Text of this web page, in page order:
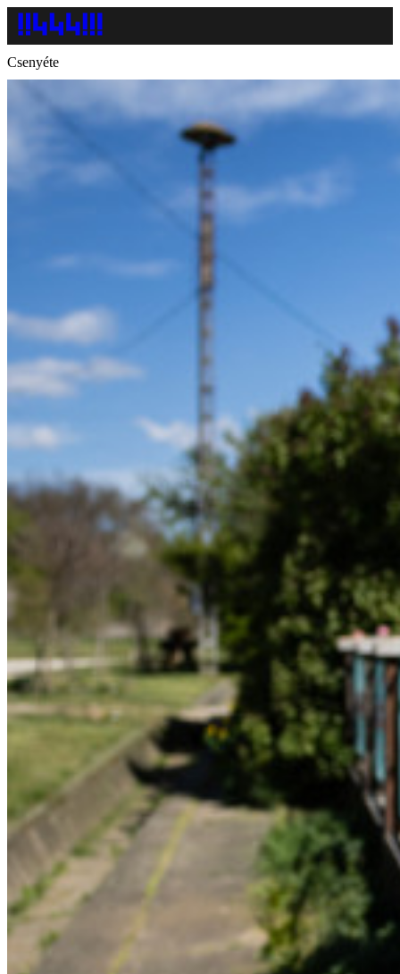
Csenyéte